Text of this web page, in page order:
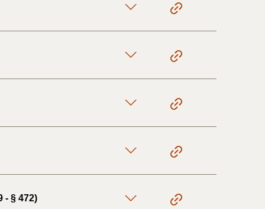
- § 472)